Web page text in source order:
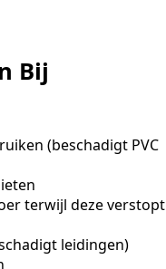
Bij
(beschadigt PVC
terwijl deze verstopt
leidingen)